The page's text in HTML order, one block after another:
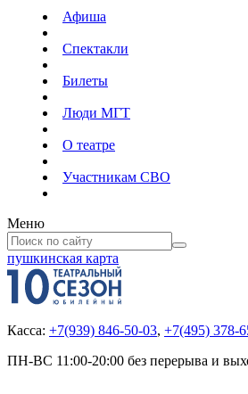
Афиша
Спектакли
Билеты
Люди МГТ
О театре
Участникам СВО
Меню
пушкинская карта
Касса: +7(939) 846-50-03, +7(495) 378-
ПН-ВС 11:00-20:00 без перерыва и